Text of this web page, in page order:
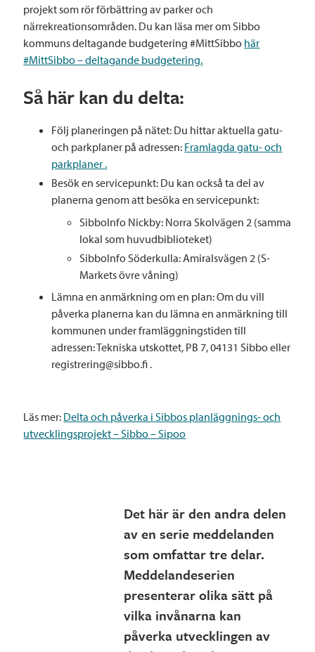
projekt som rör förbättring av parker och
närrekreationsområden. Du kan läsa mer om Sibbo
kommuns deltagande budgetering #MittSibbo här
#MittSibbo – deltagande budgetering.
Så här kan du delta:
Följ planeringen på nätet: Du hittar aktuella gatu-
och parkplaner på adressen: Framlagda gatu- och
parkplaner .
Besök en servicepunkt: Du kan också ta del av
planerna genom att besöka en servicepunkt:
SibboInfo Nickby: Norra Skolvägen 2 (samma
lokal som huvudbiblioteket)
SibboInfo Söderkulla: Amiralsvägen 2 (S-
Markets övre våning)
Lämna en anmärkning om en plan: Om du vill
påverka planerna kan du lämna en anmärkning till
kommunen under framläggningstiden till
adressen: Tekniska utskottet, PB 7, 04131 Sibbo eller
registrering@sibbo.fi .
Läs mer: Delta och påverka i Sibbos planläggnings- och
utvecklingsprojekt – Sibbo – Sipoo
Det här är den andra delen
av en serie meddelanden
som omfattar tre delar.
Meddelandeserien
presenterar olika sätt på
vilka invånarna kan
påverka utvecklingen av